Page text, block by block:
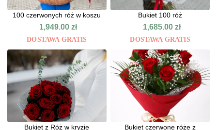
100 czerwonych róż w koszu
1,949.00zł
DOSTAWA GRATIS
Bukiet 100 róż
1,685.00 zł
DOSTAWA GRATIS
Bukiet z Róż w kryzie
Bukiet czerwone róże z